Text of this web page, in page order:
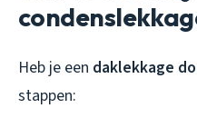
Heb je een daklekkage
stappen: